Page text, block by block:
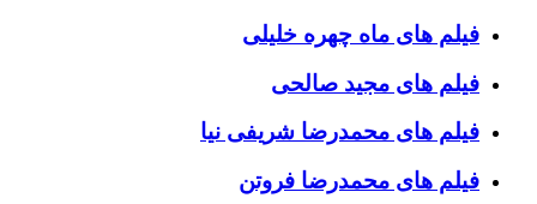
فیلم های ماه چهره خلیلی
فیلم های مجید صالحی
فیلم های محمدرضا شریفی نیا
فیلم های محمدرضا فروتن